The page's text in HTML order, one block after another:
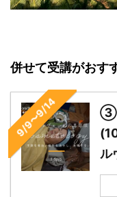
併せて受講がおす
9/9〜9/14
ル